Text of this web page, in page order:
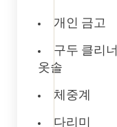
개인 금고
구두 클리
옷솔
체중계
다리미